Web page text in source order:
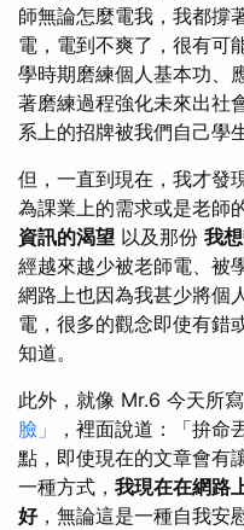
師無論怎麼電我，我都撐
電，電到不爽了，很有可
學時期磨練個人基本功、
著磨練過程強化未來出社
系上的招牌被我們自己學
但，一直到現在，我才發
為課業上的需求或是老師
資訊的渴望 以及那份 我
經越來越少被老師電、被
網路上也因為我甚少將個
電，很多的觀念即使有錯
知道。
此外，就像 Mr.6 今天所
臉」
，裡面說道：「拚命
點，即使現在的文章會有
一種方式， 我現在在網路
好，無論這是一種自我安